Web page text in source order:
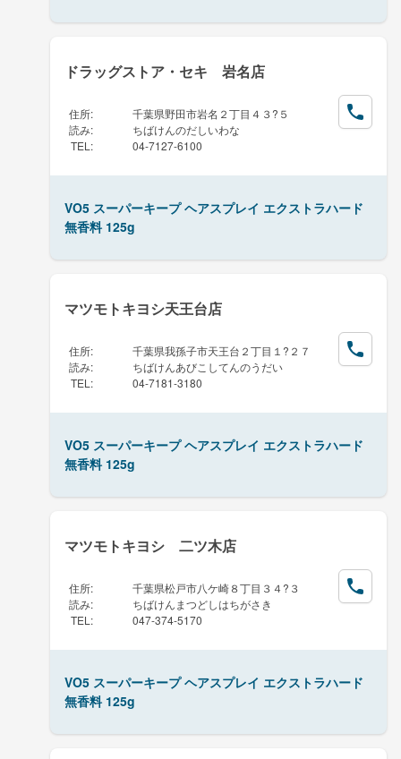
ドラッグストア・セキ 岩名店
住所:
千葉県野田市岩名２丁目４３?５
読み:
ちばけんのだしいわな
TEL : 04-7127-6100
VO5 スーパーキープ ヘアスプレイ エクストラハード
無香料 125g
マツモトキヨシ天王台店
住所:
千葉県我孫子市天王台２丁目１?２７
読み:
ちばけんあびこしてんのうだい
TEL : 04-7181-3180
VO5 スーパーキープ ヘアスプレイ エクストラハード
無香料 125g
マツモトキヨシ 二ツ木店
住所:
千葉県松戸市八ケ崎８丁目３４?３
読み:
ちばけんまつどしはちがさき
TEL : 047-374-5170
VO5 スーパーキープ ヘアスプレイ エクストラハード
無香料 125g